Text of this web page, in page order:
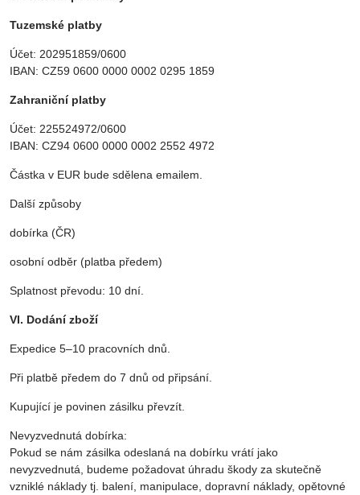
Tuzemské platby
Účet: 202951859/0600
IBAN: CZ59 0600 0000 0002 0295 1859
Zahraniční platby
Účet: 225524972/0600
IBAN: CZ94 0600 0000 0002 2552 4972
Částka v EUR bude sdělena emailem.
Další způsoby
dobírka (ČR)
osobní odběr (platba předem)
Splatnost převodu: 10 dní.
VI. Dodání zboží
Expedice 5–10 pracovních dnů.
Při platbě předem do 7 dnů od připsání.
Kupující je povinen zásilku převzít.
Nevyzvednutá dobírka:
Pokud se nám zásilka odeslaná na dobírku vrátí jako
nevyzvednutá, budeme požadovat úhradu škody za skutečně
vzniklé náklady tj. balení, manipulace, dopravní náklady, opětovné